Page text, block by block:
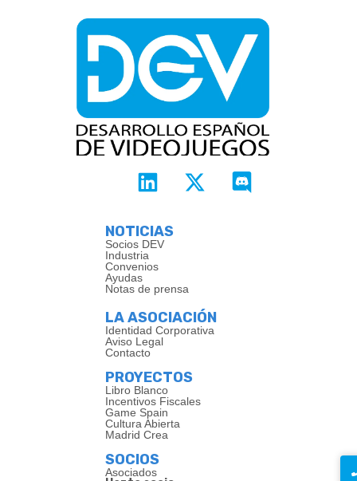
NOTICIAS
Socios DEV
Industria
Convenios
Ayudas
Notas de prensa
LA ASOCIACIÓN
Identidad Corporativa
Aviso Legal
Contacto
PROYECTOS
Libro Blanco
Incentivos Fiscales
Game Spain
Cultura Abierta
Madrid Crea
SOCIOS
Asociados